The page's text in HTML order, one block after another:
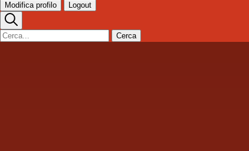
Modifica profilo Logout
Cerca